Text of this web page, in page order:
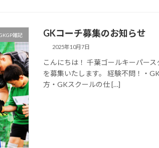
雑記 GKコーチ募集のお知らせ
2025年10月7日
こんにちは！ 千葉ゴールキーパー
を募集いたします。 経験不問！・
方・GKスクールの仕 […]